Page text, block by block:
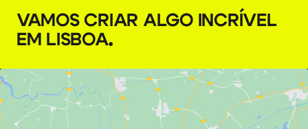
€6,00 + 23% VAT
VAMOS CRIAR ALGO INCRÍVEL
EM LISBOA.